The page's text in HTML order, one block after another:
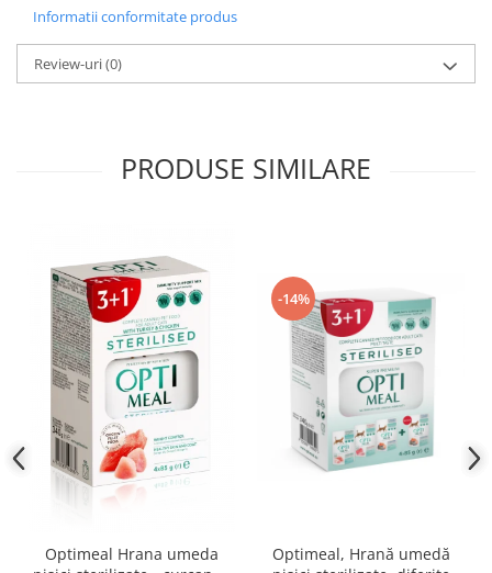
Informatii conformitate produs
Review-uri(0)
PRODUSE SIMILARE
Optimeal Hrana umeda
-14%
Optimeal, Hrană umedă